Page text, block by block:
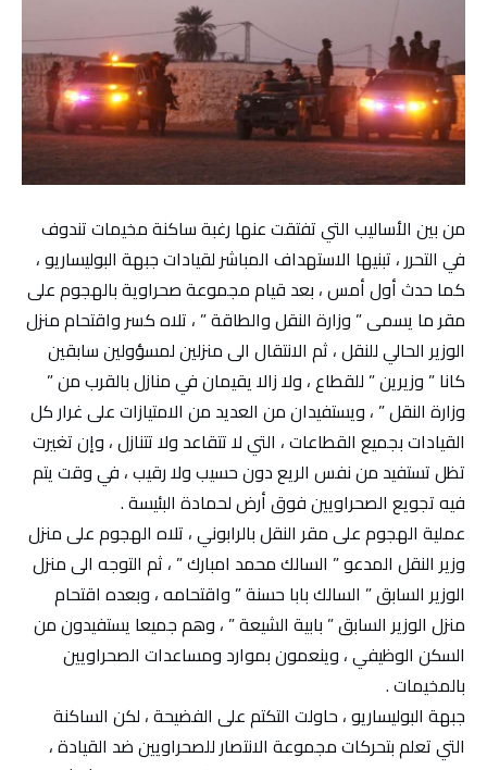
من بين الأساليب التي تفتقت عنها رغبة ساكنة مخيمات تندوف
في التحرر ، تبنيها الاستهداف المباشر لقيادات جبهة البوليساريو ،
كما حدث أول أمس ، بعد قيام مجموعة صحراوية بالهجوم على
مقر ما يسمى ” وزارة النقل والطاقة ” ، تلاه كسر واقتحام منزل
الوزير الحالي للنقل ، ثم الانتقال الى منزلين لمسؤولين سابقين
كانا ” وزيرين ” للقطاع ، ولا زالا يقيمان في منازل بالقرب من ”
وزارة النقل ” ، ويستفيدان من العديد من الامتيازات على غرار كل
القيادات بجميع القطاعات ، التي لا تتقاعد ولا تتنازل ، وإن تغيرت
تظل تستفيد من نفس الريع دون حسيب ولا رقيب ، في وقت يتم
فيه تجويع الصحراويين فوق أرض لحمادة البئيسة .
عملية الهجوم على مقر النقل بالرابوني ، تلاه الهجوم على منزل
وزير النقل المدعو ” السالك محمد امبارك ” ، ثم التوجه الى منزل
الوزير السابق ” السالك بابا حسنة ” واقتحامه ، وبعده اقتحام
منزل الوزير السابق ” بابية الشيعة ” ، وهم جميعا يستفيدون من
السكن الوظيفي ، وينعمون بموارد ومساعدات الصحراويين
بالمخيمات .
جبهة البوليساريو ، حاولت التكتم على الفضيحة ، لكن الساكنة
التي تعلم بتحركات مجموعة الانتصار للصحراويين ضد القيادة ،